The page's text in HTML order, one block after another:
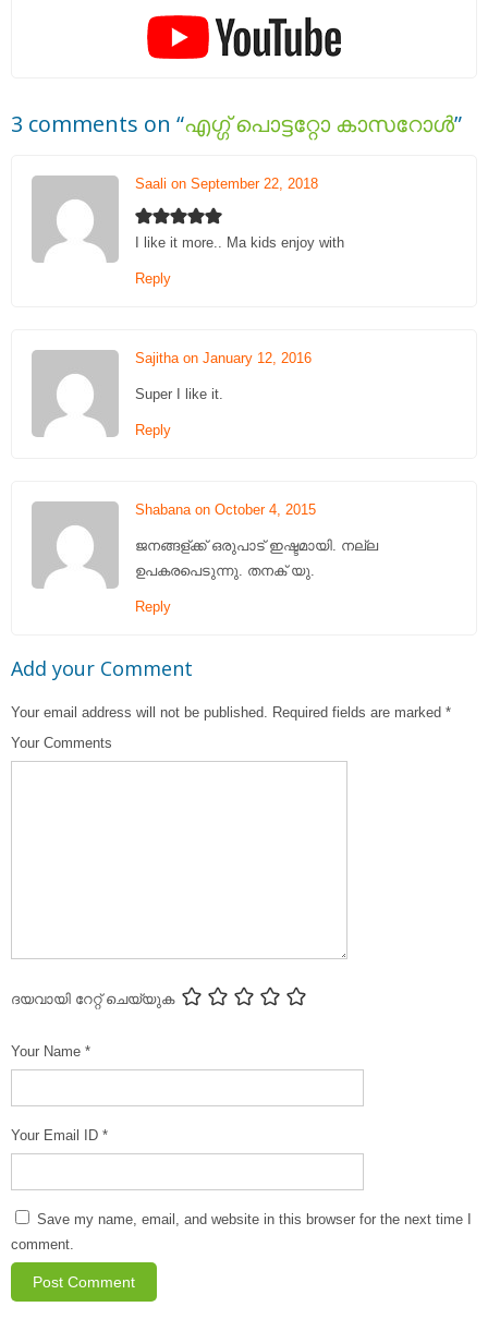
3 comments on “എഗ്ഗ് പൊട്ടറ്റോ കാസറോള്‍”
Saali on September 22, 2018
I like it more.. Ma kids enjoy with
Reply
Sajitha on January 12, 2016
Super I like it.
Reply
Shabana on October 4, 2015
ജനങ്ങള്ക്ക് ഒരുപാട് ഇഷ്ടമായി. നല്ല
ഉപകരപെടുന്നു. തനക് യു.
Reply
Add your Comment
Your email address will not be published. Required fields are marked *
Your Comments
ദയവായി റേറ്റ് ചെയ്യുക
Your Name *
Your Email ID *
Save my name, email, and website in this browser for the next time I
comment.